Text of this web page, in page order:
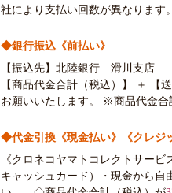
社により支払い回数が異なります。
◆銀行振込《前払い》
【振込先】北陸銀行 滑川支店
【商品代金合計（税込）】 ＋
お願いいたします。 ※商品代金合
◆代金引換《現金払い》《クレジ
《クロネコヤマトコレクトサー
キャッシュカード）・現金から